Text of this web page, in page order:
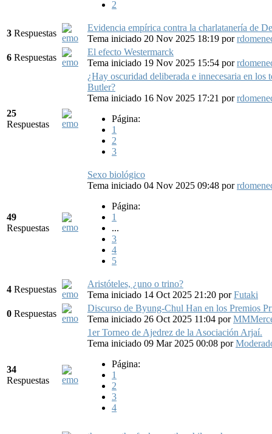
2
3 Respuestas
Evidencia empírica contra la charlatanería de
Tema iniciado 20 Nov 2025 18:19 por
6 Respuestas
El efecto Westermarck
Tema iniciado 19 Nov 2025 15:54 por
25
Respuestas
¿Hay oscuridad deliberada e innecesaria en los
Butler?
Tema iniciado 16 Nov 2025 17:21 por
Página:
1
2
3
49
Respuestas
Sexo biológico
Tema iniciado 04 Nov 2025 09:48 por
Página:
1
...
3
4
5
4 Respuestas
Aristóteles, ¿uno o trino?
Tema iniciado 14 Oct 2025 21:20 porFutaki
0 Respuestas
Discurso de Byung-Chul Han en los Premios
Tema iniciado 26 Oct 2025 11:04 por
34
Respuestas
1er Torneo de Ajedrez de la Asociación Arjaí.
Tema iniciado 09 Mar 2025 00:08 por
Página:
1
2
3
4